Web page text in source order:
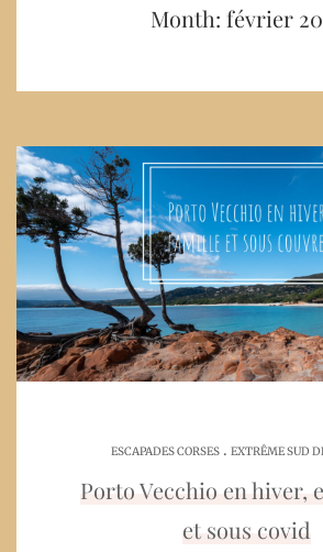
Month: février
ESCAPADES CORSES. EXTRÊME SUD
Porto Vecchio en hiver,
et sous covid